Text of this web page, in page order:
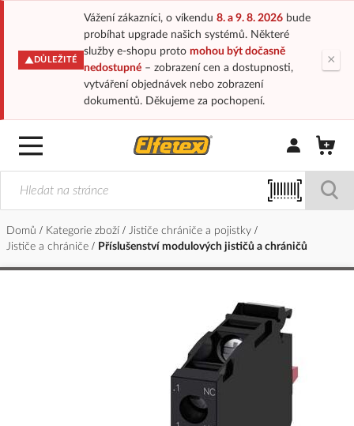
DŮLEŽITÉ
Vážení zákazníci, o víkendu 8. a 9. 8. 2026bude
probíhat upgrade našich systémů. Některé
služby e-shopu proto mohou být dočasně
nedostupné– zobrazení cen a dostupnosti,
vytváření objednávek nebo zobrazení
dokumentů. Děkujeme za pochopení.
×
Přihlásit/
Domů Kategorie zboží
Jističe chrániče a pojistky
Jističe a chrániče
Příslušenství modulových jističů a chráničů